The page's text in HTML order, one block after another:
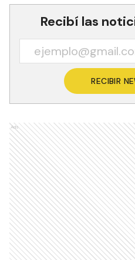
Recibí las
RECIBIR
Ads